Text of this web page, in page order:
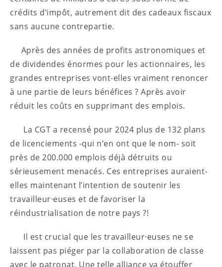
crédits d’impôt, autrement dit des cadeaux fiscaux
sans aucune contrepartie.
Après des années de profits astronomiques et
de dividendes énormes pour les actionnaires, les
grandes entreprises vont-elles vraiment renoncer
à une partie de leurs bénéfices ? Après avoir
réduit les coûts en supprimant des emplois.
La CGT a recensé pour 2024 plus de 132 plans
de licenciements -qui n’en ont que le nom- soit
près de 200.000 emplois déjà détruits ou
sérieusement menacés. Ces entreprises auraient-
elles maintenant l’intention de soutenir les
travailleur·euses et de favoriser la
réindustrialisation de notre pays ?!
Il est crucial que les travailleur·euses ne se
laissent pas piéger par la collaboration de classe
avec le patronat. Une telle alliance va étouffer